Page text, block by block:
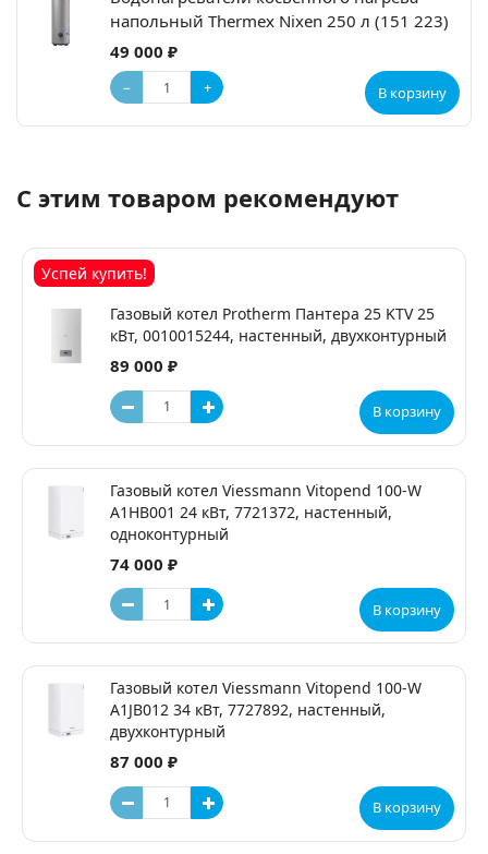
напольный Thermex Nixen 250 л (151 223)
49 000 ₽
− + В корзину
С этим товаром рекомендуют
Успей купить!
Газовый котел Protherm Пантера 25 KТV 25
кВт, 0010015244, настенный, двухконтурный
89 000 ₽
В корзину
Газовый котел Viessmann Vitopend 100-W
A1HB001 24 кВт, 7721372, настенный,
одноконтурный
74 000 ₽
В корзину
Газовый котел Viessmann Vitopend 100-W
A1JB012 34 кВт, 7727892, настенный,
двухконтурный
87 000 ₽
В корзину